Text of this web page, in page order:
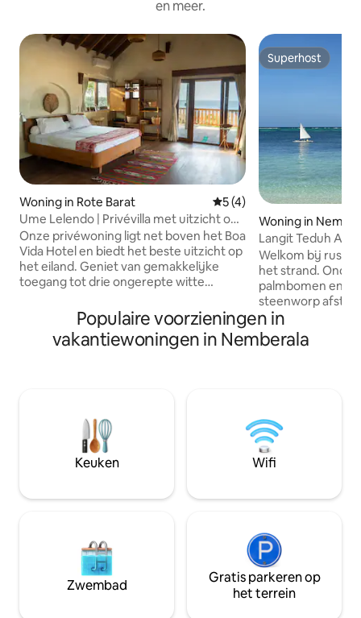
en meer.
Woning in Rote Barat Gemiddelde beoordeling
5 (4)
Ume Lelendo | Privévilla met uitzicht op
de oceaan in Boa Beach
Onze privéwoning ligt net boven het Boa
Vida Hotel en biedt het beste uitzicht op
het eiland. Geniet van gemakkelijke
toegang tot drie ongerepte witte
het zien van de zon opkomen en
ondergaan terwijl perfecte golven
breken in het volle zicht vanuit het
een eetgelegenheid aan de oceaan en
een terras met zonsondergang. Ideaal
voor surfers, natuurliefhebbers en
reizigers. Ervaar het beste van het
Superhost
Superhost
Woning in
Langit Teduh
privévilla
Welkom bij
het strand.
palmbomen en
steenworp
privélagune is
villa het ideale
eiland Rote.
restaurantopties
gemakkelijke
aan het strand naar
voorbereid op
planeet moeten
Populaire voorzieningen in
vakantiewoningen in Nemberala
Keuken Wifi
Zwembad
Gratis parkeren op
het terrein